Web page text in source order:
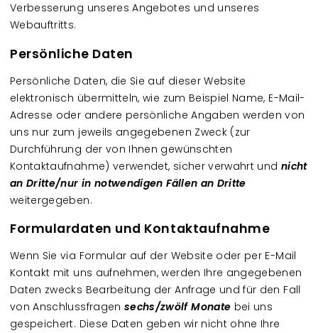
Verbesserung unseres Angebotes und unseres
Webauftritts.
Persönliche Daten
Persönliche Daten, die Sie auf dieser Website
elektronisch übermitteln, wie zum Beispiel Name, E-Mail-
Adresse oder andere persönliche Angaben werden von
uns nur zum jeweils angegebenen Zweck (zur
Durchführung der von Ihnen gewünschten
Kontaktaufnahme) verwendet, sicher verwahrt und nicht
an Dritte/nur in notwendigen Fällen an Dritte
weitergegeben.
Formulardaten und Kontaktaufnahme
Wenn Sie via Formular auf der Website oder per E-Mail
Kontakt mit uns aufnehmen, werden Ihre angegebenen
Daten zwecks Bearbeitung der Anfrage und für den Fall
von Anschlussfragen sechs/zwölf Monate bei uns
gespeichert. Diese Daten geben wir nicht ohne Ihre